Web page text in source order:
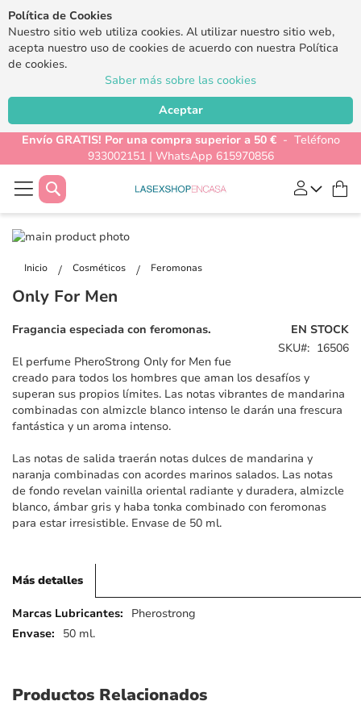
Política de Cookies
Nuestro sitio web utiliza cookies. Al utilizar nuestro sitio web,
acepta nuestro uso de cookies de acuerdo con nuestra Política
de cookies.
Saber más sobre las cookies
Aceptar
Envío GRATIS! Por una compra superior a 50 €- Teléfono
933002151 | WhatsApp 615970856
Buscar
Inicio Cosméticos Feromonas
Saltar
final
la
de
de
galería
imágenes
Only For Men
EN STOCK
SKU
16506
Fragancia especiada con feromonas.
El perfume PheroStrong Only for Men fue
creado para todos los hombres que aman los desafíos y
superan sus propios límites. Las notas vibrantes de mandarina
combinadas con almizcle blanco intenso le darán una frescura
fantástica y un aroma intenso.
Las notas de salida traerán notas dulces de mandarina y
naranja combinadas con acordes marinos salados. Las notas
de fondo revelan vainilla oriental radiante y duradera, almizcle
blanco, ámbar gris y haba tonka combinado con feromonas
para estar irresistible. Envase de 50 ml.
Más detalles
Más
detalles
Pherostrong
50 ml.
Productos Relacionados